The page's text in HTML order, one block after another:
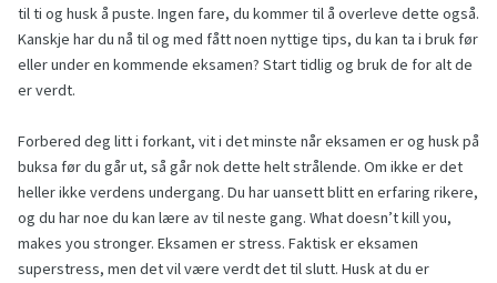
til ti og husk å puste. Ingen fare, du kommer til å overleve dette også.
Kanskje har du nå til og med fått noen nyttige tips, du kan ta i bruk før
eller under en kommende eksamen? Start tidlig og bruk de for alt de
er verdt.
Forbered deg litt i forkant, vit i det minste når eksamen er og husk på
buksa før du går ut, så går nok dette helt strålende. Om ikke er det
heller ikke verdens undergang. Du har uansett blitt en erfaring rikere,
og du har noe du kan lære av til neste gang. What doesn’t kill you,
makes you stronger. Eksamen er stress. Faktisk er eksamen
superstress, men det vil være verdt det til slutt. Husk at du er